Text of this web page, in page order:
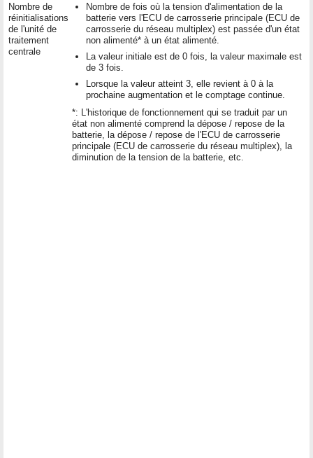
Nombre de
réinitialisations
de l'unité de
traitement
centrale
Nombre de fois où la tension d'alimentation de la
batterie vers l'ECU de carrosserie principale (ECU de
carrosserie du réseau multiplex) est passée d'un état
non alimenté* à un état alimenté.
La valeur initiale est de 0 fois, la valeur maximale est
de 3 fois.
Lorsque la valeur atteint 3, elle revient à 0 à la
prochaine augmentation et le comptage continue.
*: L'historique de fonctionnement qui se traduit par un
état non alimenté comprend la dépose / repose de la
batterie, la dépose / repose de l'ECU de carrosserie
principale (ECU de carrosserie du réseau multiplex), la
diminution de la tension de la batterie, etc.